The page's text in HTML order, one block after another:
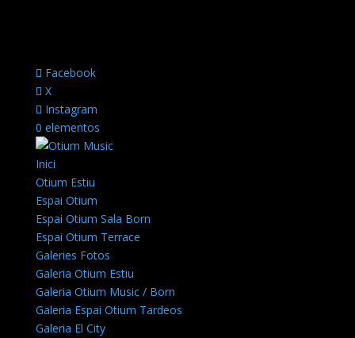
Facebook
X
Instagram
0 elementos
Inici
Otium Estiu
Espai Otium
Espai Otium Sala Born
Espai Otium Terrace
Galeries Fotos
Galeria Otium Estiu
Galeria Otium Music / Born
Galeria Espai Otium Tardeos
Galeria El City